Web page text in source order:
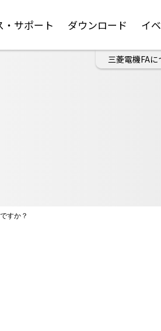
・サポート ダウンロード イ
三菱電機FAに
すか？